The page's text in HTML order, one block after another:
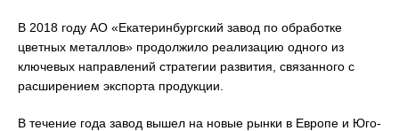
В 2018 году АО «Екатеринбургский завод по обработке
цветных металлов» продолжило реализацию одного из
ключевых направлений стратегии развития, связанного с
расширением экспорта продукции.
В течение года завод вышел на новые рынки в Европе и Юго-